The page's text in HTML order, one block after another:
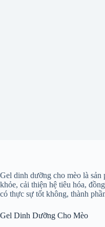
Gel dinh dưỡng cho mèo là
khỏe, cải thiện hệ tiêu hóa,
có thực sự tốt không, thành
Gel Dinh Dưỡng Cho Mèo